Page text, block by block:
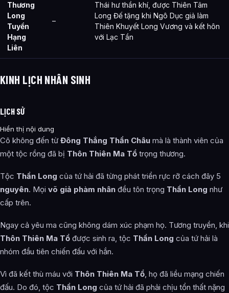
Thương
Long
Tuyền
Hạng
Liên
–
Thái hư thần khí, được Thiên Tâm
Long Đế tặng khi Ngô Dục giả làm
Thiên Khuyết Long Vương và kết hôn
với Lạc Tần
KINH LỊCH NHÂN SINH
LỊCH SỬ
Hiển thị nội dung
Cô không đến từ Đông Thắng Thần Châu mà là thành viên của
một tộc rồng đã bị Thôn Thiên Ma Tổ trọng thương.
Tộc Thần Long của tứ hải đã từng phát triển rực rỡ cách đây 5
nguyên. Mọi võ giả phàm nhân đều tôn trọng Thần Long như
cấp trên.
Ngay cả yêu ma cũng không dám xúc phạm họ. Tương truyền, khi
Thôn Thiên Ma Tổ được sinh ra, tộc Thần Long của tứ hải là
nhóm đầu tiên chiến đấu với hắn.
Vì đã kết thù máu với Thôn Thiên Ma Tổ, họ đã liều mạng chiến
đấu. Do đó, tộc Thần Long của tứ hải đã phải chịu tổn thất nặng